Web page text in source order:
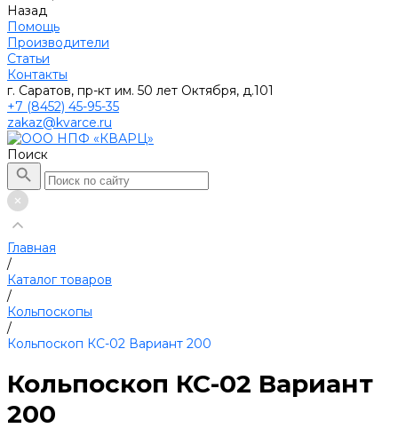
Назад
Помощь
Производители
Статьи
Контакты
г. Саратов, пр-кт им. 50 лет Октября, д.101
+7 (8452) 45-95-35
zakaz@kvarce.ru
Поиск
Главная
/
Каталог товаров
/
Кольпоскопы
/
Кольпоскоп КС-02 Вариант 200
Кольпоскоп КС-02 Вариант
200